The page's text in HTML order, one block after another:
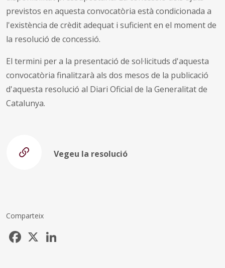
previstos en aquesta convocatòria està condicionada a
l'existència de crèdit adequat i suficient en el moment de
la resolució de concessió.
El termini per a la presentació de sol·licituds d'aquesta
convocatòria finalitzarà als dos mesos de la publicació
d'aquesta resolució al Diari Oficial de la Generalitat de
Catalunya.
Vegeu la resolució
Comparteix
Facebook